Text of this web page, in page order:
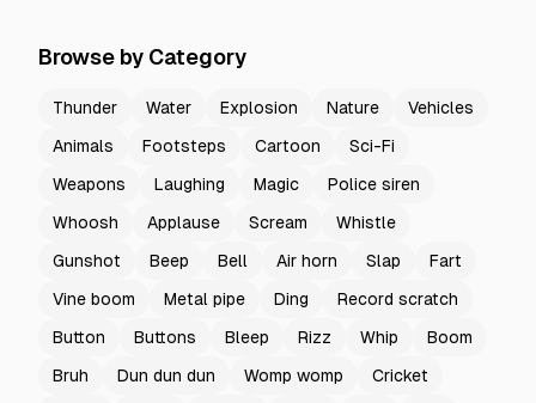
Browse by Category
Thunder Water Explosion Nature
Vehicles
Animals
Footsteps Cartoon
Sci-Fi
Weapons
Laughing Magic
Police siren
Whoosh
Applause Scream
Whistle
Gunshot
Beep Bell Air horn Slap
Fart
Vine boom
Metal pipe Ding
Record scratch
Button
Buttons Bleep Rizz Whip
Boom
Bruh
Dun dun dun Womp womp
Cricket